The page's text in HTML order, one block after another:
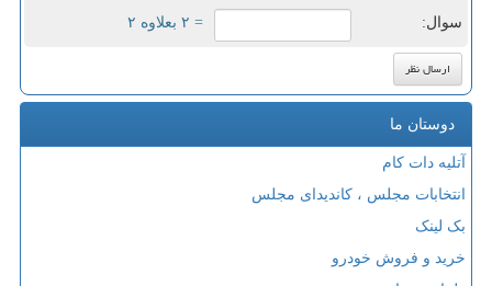
سوال: = ۲ بعلاوه ۲
دوستان ما
آتلیه دات کام
انتخابات مجلس ، کاندیدای مجلس
بک لینک
خرید و فروش خودرو